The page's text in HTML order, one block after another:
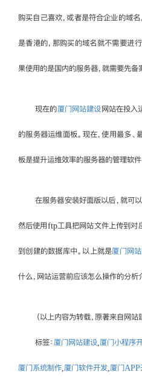
购买自己喜欢，或者是符合企业的域
是香港的，那购买的域名就不需要进
果使用的是国内的服务器，就需要先备
现在的厦门网站建设网站在投入
的服务器运维面板。现在，使用最多
板是提升运维效率的服务器的管理软件
在服务器安装好面版以后，就可
然后使用ftp工具把网站文件上传到对
到创建的数据库中。以上就是厦门网
什么，网站运营前应该怎么操作的分析
（以上内容为转载，原著来自网站
标签： 厦门网站建设 厦门小程序
厦门系统制作 厦门软件开发 厦门APP